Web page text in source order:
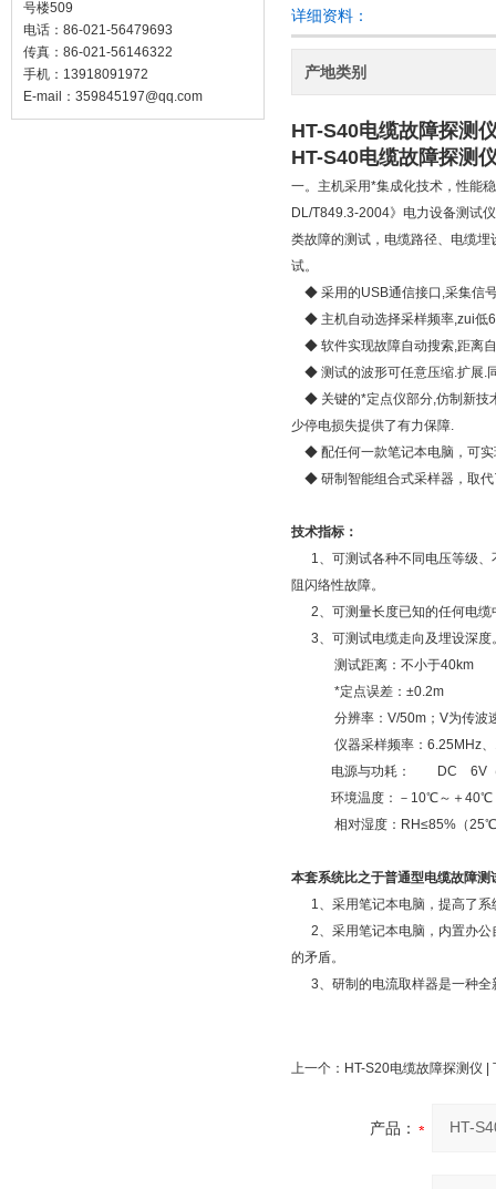
号楼509
电话：86-021-56479693
传真：86-021-56146322
手机：13918091972
E-mail： 359845197@qq.com
详细资料：
产地类别
HT-S40电缆故障探测
HT-S40电缆故障探测
一。主机采用*集成化技术，性能
DL/T849.3-2004》电力设备测试
类故障的测试，电缆路径、电缆
试。
◆ 采用的USB通信接口,采集信
◆ 主机自动选择采样频率,zui低
◆ 软件实现故障自动搜索,距离
◆ 测试的波形可任意压缩.扩展.
◆ 关键的*定点仪部分,仿制新技
少停电损失提供了有力保障.
◆ 配任何一款笔记本电脑，可实
◆ 研制智能组合式采样器，取
技术指标：
1、可测试各种不同电压等级、
阻闪络性故障。
2、可测量长度已知的任何电缆
3、可测试电缆走向及埋设深度
测试距离：不小于
*定点误差：±0.2m
分辨率：V/50m；V为传
仪器采样频率：6.25MHz、
电源与功耗： DC 6V（
环境温度：－10℃～＋40℃
相对湿度：RH≤85%（
本套系统比之于普通型电缆故障测
1、采用笔记本电脑，提高了系
2、采用笔记本电脑，内置办公
的矛盾。
3、研制的电流取样器是一种
上一个： HT-S20电缆故障探测仪 |
产品：